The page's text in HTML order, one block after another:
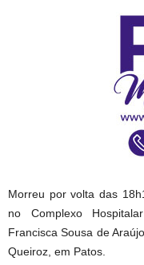
Morreu por volta das
no Complexo
Francisca Sousa de
Queiroz, em Patos.